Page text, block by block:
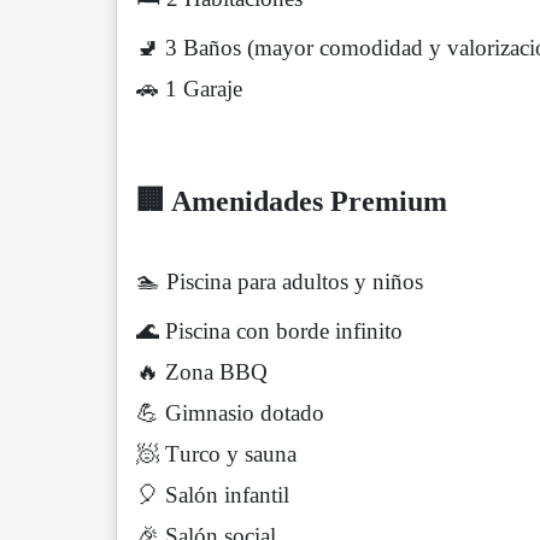
🚽 3 Baños (mayor comodidad y
🚗 1 Garaje
🏢 Amenidades Premium
🏊 Piscina para adultos y niños
🌊 Piscina con borde infinito
🔥 Zona BBQ
💪 Gimnasio dotado
🧖 Turco y sauna
🎈 Salón infantil